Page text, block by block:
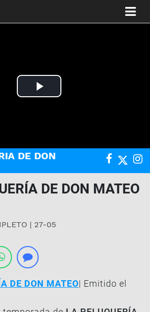
Play
DE DON
DE DON MATEO
| 27-05
DE DON MATEO| Emitido el